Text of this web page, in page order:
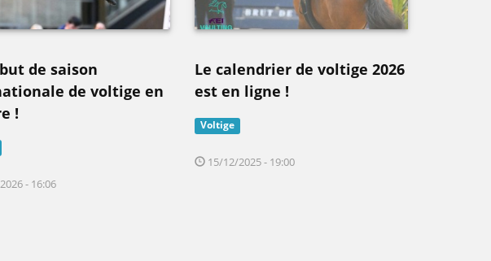
de saison
de voltige en
!
- 16:06
Le calendrier de voltige 2026
est en ligne !
Voltige
15/12/2025 - 19:00